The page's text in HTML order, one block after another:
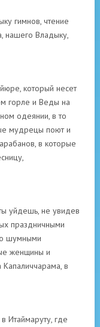
гимнов, чтение
нашего Владыку,
который несет
горле и Веды на
одеянии, в то
мудрецы поют и
в которые
уйдешь, не увидев
праздничными
шумными
женщины и
в
Итаймаруту, где